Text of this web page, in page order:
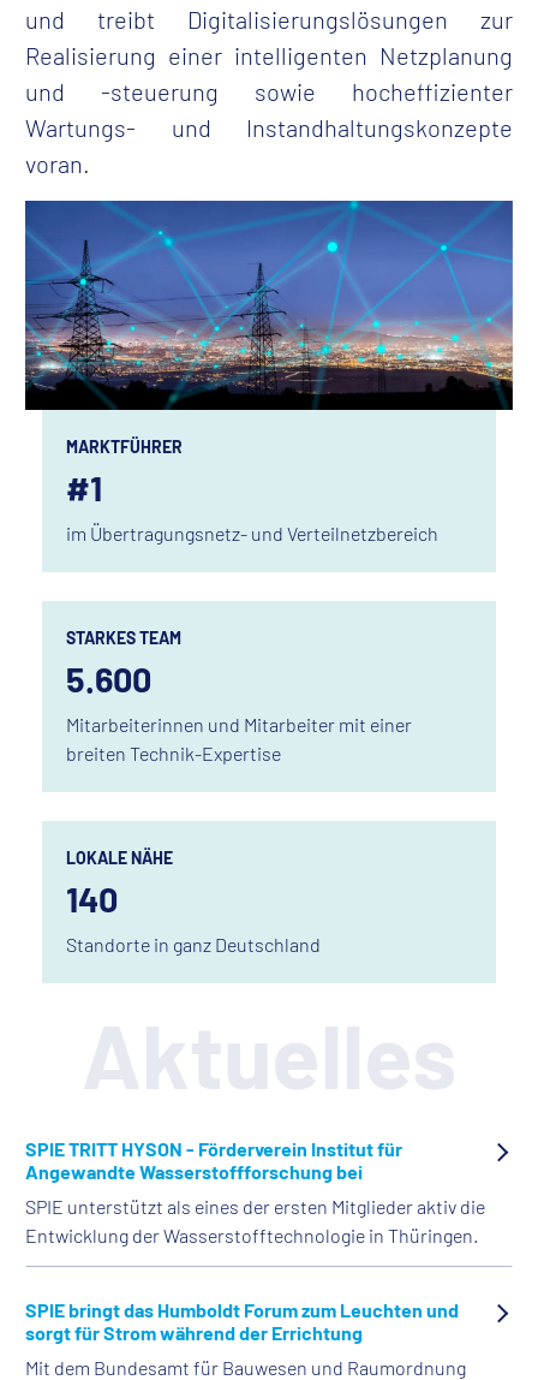
und treibt Digitalisierungslösungen zur
Realisierung einer intelligenten Netzplanung
und -steuerung sowie hocheffizienter
Wartungs- und Instandhaltungskonzepte
voran.
MARKTFÜHRER
#1
im Übertragungsnetz- und Verteilnetzbereich
STARKES TEAM
5.600
Mitarbeiterinnen und Mitarbeiter mit einer
breiten Technik-Expertise
LOKALE NÄHE
140
Standorte in ganz Deutschland
Aktuelles
SPIE TRITT HYSON - Förderverein Institut für
Angewandte Wasserstoff­forschung bei
SPIE unterstützt als eines der ersten Mitglieder aktiv die
Entwicklung der Wasserstofftechnologie in Thüringen.
SPIE bringt das Humboldt Forum zum Leuchten und
sorgt für Strom während der Errichtung
Mit dem Bundesamt für Bauwesen und Raumordnung